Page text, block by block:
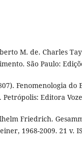
M. de. Charles
São Paulo:
Fenomenologia
Petrópolis: Editora
Friedrich.
1968-2009. 21 v.